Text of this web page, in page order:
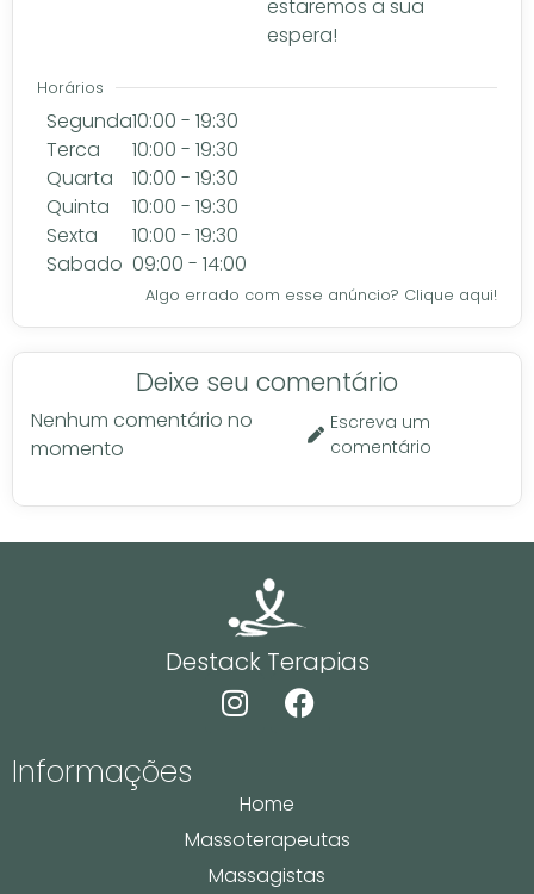
estaremos a sua
espera!
Horários
Segunda
Terca
Quarta
Quinta
Sexta
Sabado
10:00 - 19:30
10:00 - 19:30
10:00 - 19:30
10:00 - 19:30
10:00 - 19:30
09:00 - 14:00
Algo errado com esse anúncio? Clique aqui!
Deixe seu comentário
Nenhum comentário no
momento
Escreva um
comentário
Destack Terapias
Informações
Home
Massoterapeutas
Massagistas